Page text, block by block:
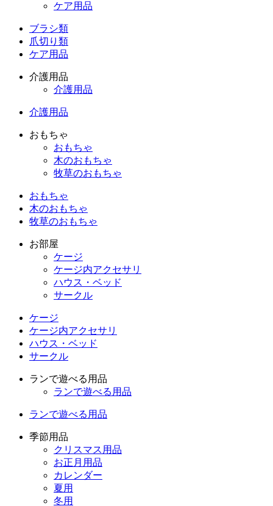
ケア用品
ブラシ類
爪切り類
ケア用品
介護用品
介護用品
介護用品
おもちゃ
おもちゃ
木のおもちゃ
牧草のおもちゃ
おもちゃ
木のおもちゃ
牧草のおもちゃ
お部屋
ケージ
ケージ内アクセサリ
ハウス・ベッド
サークル
ケージ
ケージ内アクセサリ
ハウス・ベッド
サークル
ランで遊べる用品
ランで遊べる用品
ランで遊べる用品
季節用品
クリスマス用品
お正月用品
カレンダー
夏用
冬用